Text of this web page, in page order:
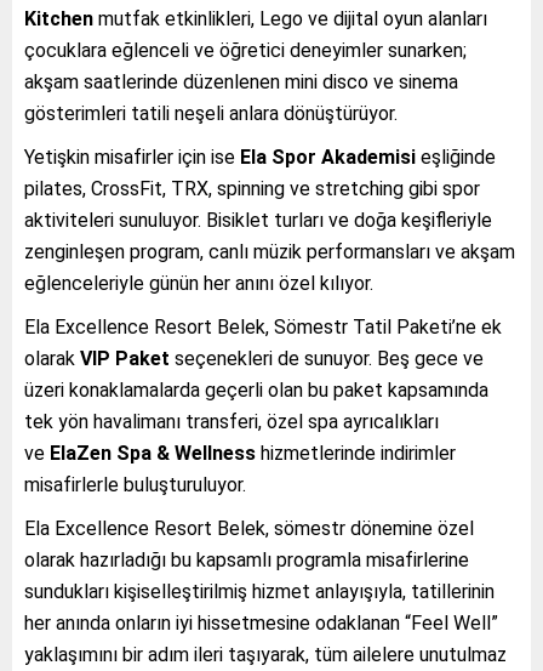
Kitchen mutfak etkinlikleri, Lego ve dijital oyun alanları
çocuklara eğlenceli ve öğretici deneyimler sunarken;
akşam saatlerinde düzenlenen mini disco ve sinema
gösterimleri tatili neşeli anlara dönüştürüyor.
Yetişkin misafirler için ise Ela Spor Akademisi eşliğinde
pilates, CrossFit, TRX, spinning ve stretching gibi spor
aktiviteleri sunuluyor. Bisiklet turları ve doğa keşifleriyle
zenginleşen program, canlı müzik performansları ve akşam
eğlenceleriyle günün her anını özel kılıyor.
Ela Excellence Resort Belek, Sömestr Tatil Paketi’ne ek
olarak VIP Paket seçenekleri de sunuyor. Beş gece ve
üzeri konaklamalarda geçerli olan bu paket kapsamında
tek yön havalimanı transferi, özel spa ayrıcalıkları
ve ElaZen Spa & Wellness hizmetlerinde indirimler
misafirlerle buluşturuluyor.
Ela Excellence Resort Belek, sömestr dönemine özel
olarak hazırladığı bu kapsamlı programla misafirlerine
sundukları kişiselleştirilmiş hizmet anlayışıyla, tatillerinin
her anında onların iyi hissetmesine odaklanan “Feel Well”
yaklaşımını bir adım ileri taşıyarak, tüm ailelere unutulmaz